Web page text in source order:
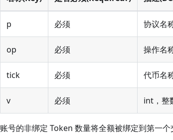
p 必须 协议名
op 必须 操作名
tick 必须 代币名
v 必须 int，整
账号的非绑定 Token 数量将全额被绑定到第一个